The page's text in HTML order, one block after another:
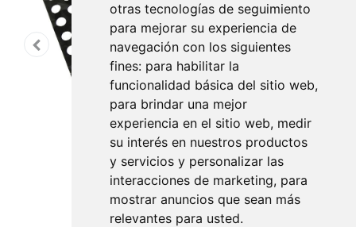
otras tecnologías de seguimiento
para mejorar su experiencia de
navegación con los siguientes
fines: para habilitar la
funcionalidad básica del sitio web,
para brindar una mejor
experiencia en el sitio web, medir
su interés en nuestros productos
y servicios y personalizar las
interacciones de marketing, para
mostrar anuncios que sean más
relevantes para usted.